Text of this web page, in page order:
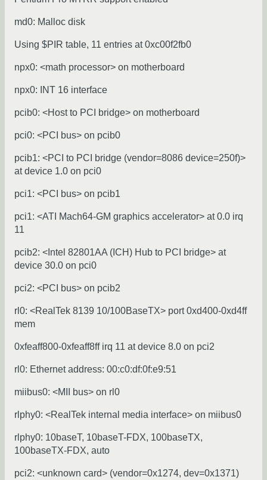
md0: Malloc disk
Using $PIR table, 11 entries at 0xc00f2fb0
npx0: <math processor> on motherboard
npx0: INT 16 interface
pcib0: <Host to PCI bridge> on motherboard
pci0: <PCI bus> on pcib0
pcib1: <PCI to PCI bridge (vendor=8086 device=250f)>
at device 1.0 on pci0
pci1: <PCI bus> on pcib1
pci1: <ATI Mach64-GM graphics accelerator> at 0.0 irq
11
pcib2: <Intel 82801AA (ICH) Hub to PCI bridge> at
device 30.0 on pci0
pci2: <PCI bus> on pcib2
rl0: <RealTek 8139 10/100BaseTX> port 0xd400-0xd4ff
mem
0xfeaff800-0xfeaff8ff irq 11 at device 8.0 on pci2
rl0: Ethernet address: 00:c0:df:0f:e9:51
miibus0: <MII bus> on rl0
rlphy0: <RealTek internal media interface> on miibus0
rlphy0: 10baseT, 10baseT-FDX, 100baseTX,
100baseTX-FDX, auto
pci2: <unknown card> (vendor=0x1274, dev=0x1371)